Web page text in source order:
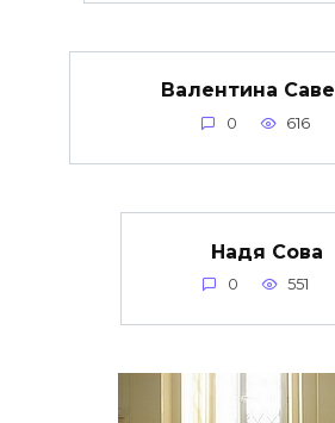
Валентина
0 616
Надя Сова
0 551